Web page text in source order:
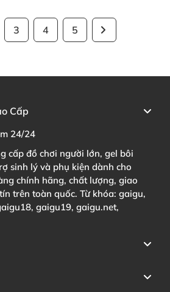
3 4 5
Cấp
24/24
cấp đồ chơi người lớn, gel bôi
sinh lý và phụ kiện dành cho
chính hãng, chất lượng, giao
trên toàn quốc. Từ khóa: gaigu,
gaigu19, gaigu.net,